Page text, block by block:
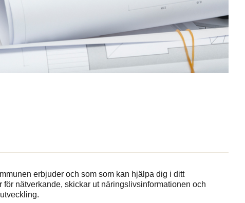
erbjuder och som som kan hjälpa dig i ditt
nätverkande, skickar ut näringslivsinformationen och